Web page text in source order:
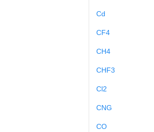
Cd
CF4
CH4
CHF3
Cl2
CNG
CO